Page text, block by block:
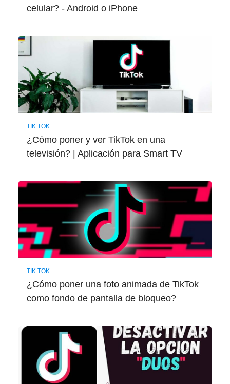
celular? - Android o iPhone
TIK TOK
¿Cómo poner y ver TikTok en una
televisión? | Aplicación para Smart TV
TIK TOK
¿Cómo poner una foto animada de TikTok
como fondo de pantalla de bloqueo?